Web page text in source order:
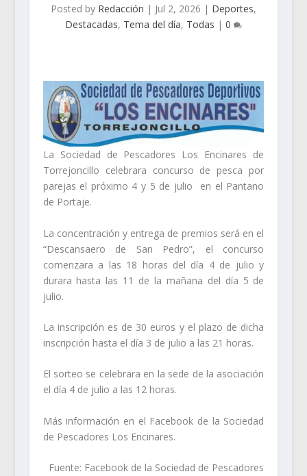
Posted by Redacción | Jul 2, 2026 | Deportes,
Destacadas, Tema del día, Todas | 0
La Sociedad de Pescadores Los Encinares de
Torrejoncillo celebrara concurso de pesca por
parejas el próximo 4 y 5 de julio en el Pantano
de Portaje.
La concentración y entrega de premios será en el
“Descansaero de San Pedro”, el concurso
comenzara a las 18 horas del día 4 de julio y
durara hasta las 11 de la mañana del día 5 de
julio.
La inscripción es de 30 euros y el plazo de dicha
inscripción hasta el día 3 de julio a las 21 horas.
El sorteo se celebrara en la sede de la asociación
el día 4 de julio a las 12 horas.
Más información en el Facebook de la Sociedad
de Pescadores Los Encinares.
Fuente: Facebook de la Sociedad de Pescadores